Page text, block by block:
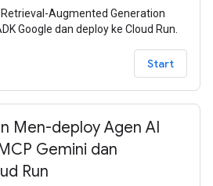
Augmented Generation
Google dan deploy ke Cloud Run.
Start
Men-deploy Agen AI
Gemini dan
Run